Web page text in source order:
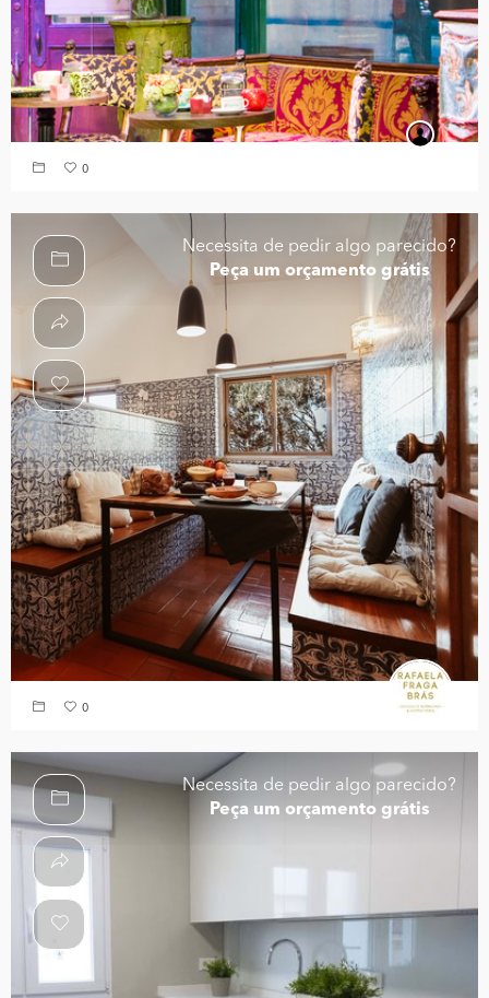
0
Necessita de pedir algo parecido?
Peça um orçamento grátis
0
Necessita de pedir algo parecido?
Peça um orçamento grátis